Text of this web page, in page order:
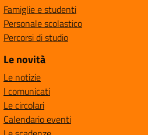
Famiglie e studenti
Personale scolastico
Percorsi di studio
Le novità
Le notizie
I comunicati
Le circolari
Calendario eventi